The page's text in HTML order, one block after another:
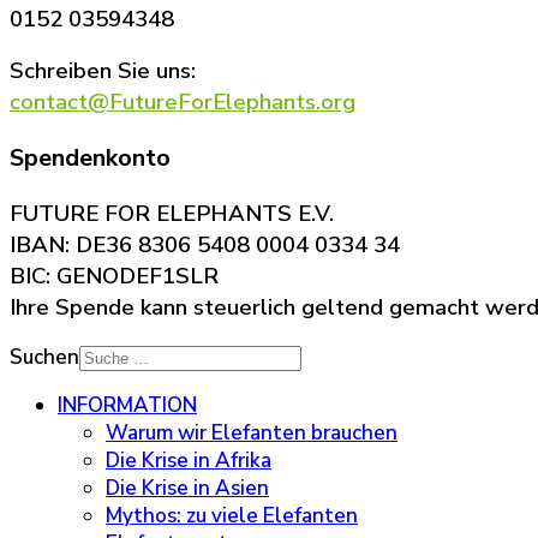
0152 03594348
Schreiben Sie uns:
contact@FutureForElephants.org
Spendenkonto
FUTURE FOR ELEPHANTS E.V.
IBAN: DE36 8306 5408 0004 0334 34
BIC: GENODEF1SLR
Ihre Spende kann steuerlich geltend gemacht
Suchen
INFORMATION
Warum wir Elefanten brauchen
Die Krise in Afrika
Die Krise in Asien
Mythos: zu viele Elefanten